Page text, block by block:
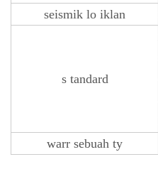
seismik lo iklan
standard
warr sebuah ty